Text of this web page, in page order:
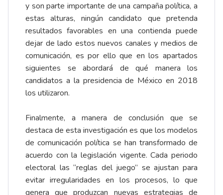
y son parte importante de una campaña política, a
estas alturas, ningún candidato que pretenda
resultados favorables en una contienda puede
dejar de lado estos nuevos canales y medios de
comunicación, es por ello que en los apartados
siguientes se abordará de qué manera los
candidatos a la presidencia de México en 2018
los utilizaron.
Finalmente, a manera de conclusión que se
destaca de esta investigación es que los modelos
de comunicación política se han transformado de
acuerdo con la legislación vigente. Cada periodo
electoral las “reglas del juego” se ajustan para
evitar irregularidades en los procesos, lo que
genera que produzcan nuevas estrategias de